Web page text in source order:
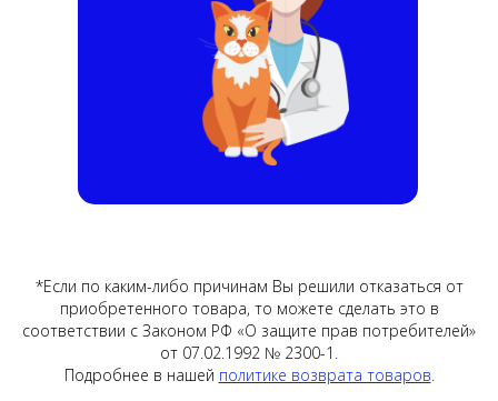
*Если по каким-либо причинам Вы решили отказаться от
приобретенного товара, то можете сделать это в
соответствии с Законом РФ «О защите прав потребителей»
от 07.02.1992 № 2300-1.
Подробнее в нашей политике возврата товаров.